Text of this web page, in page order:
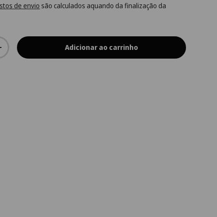
de envio são calculados aquando da finalização da
Adicionar ao carrinho